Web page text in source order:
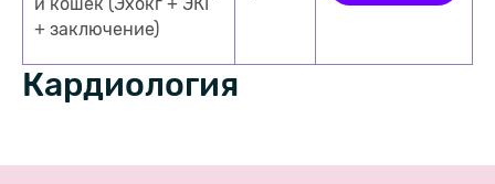
+ заключение)
Кардиология